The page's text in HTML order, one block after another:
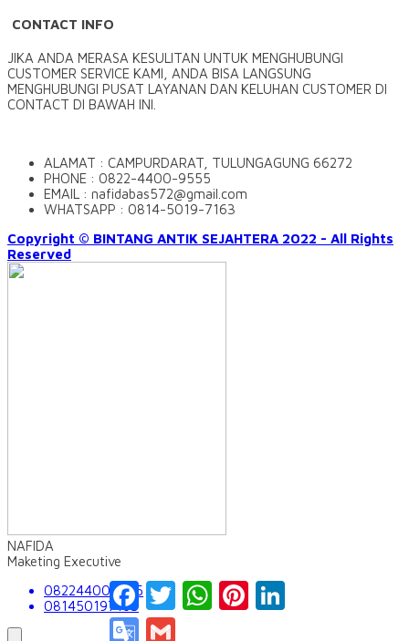
CONTACT INFO
JIKA ANDA MERASA KESULITAN UNTUK MENGHUBUNGI
CUSTOMER SERVICE KAMI, ANDA BISA LANGSUNG
MENGHUBUNGI PUSAT LAYANAN DAN KELUHAN CUSTOMER DI
CONTACT DI BAWAH INI.
ALAMAT : CAMPURDARAT, TULUNGAGUNG 66272
PHONE : 0822-4400-9555
EMAIL : nafidabas572@gmail.com
WHATSAPP : 0814-5019-7163
Copyright © BINTANG ANTIK SEJAHTERA 2022 - All Rights
Reserved
NAFIDA
Maketing Executive
082244009555
081450197163
FacebookTwitterWhatsAppPinterest
Google